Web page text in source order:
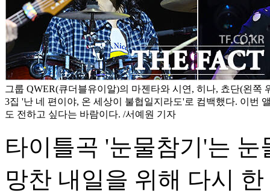
그룹 QWER(큐더블유이알)의 마젠타와 시연, 히나, 쵸단(왼쪽
3집 '난 네 편이야, 온 세상이 불협일지라도'로 컴백했다. 이번
도 전하고 싶다는 바람이다. /서예원 기자
타이틀곡 '눈물참기'는
망찬 내일을 위해 다시